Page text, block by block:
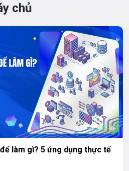
chủ
làm gì? 5 ứng dụng thực tế